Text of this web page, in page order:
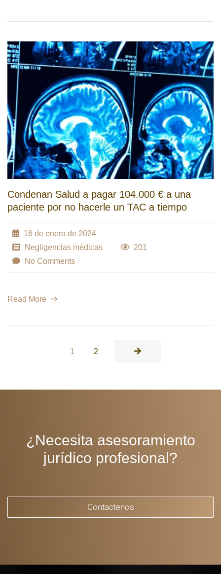
Condenan Salud a pagar 104.000 € a una
paciente por no hacerle un TAC a tiempo
16 de enero de 2024
Negligencias médicas
201
No Comments
Read More
1 2
¿Necesita asesoramiento
jurídico profesional?
Contactenos